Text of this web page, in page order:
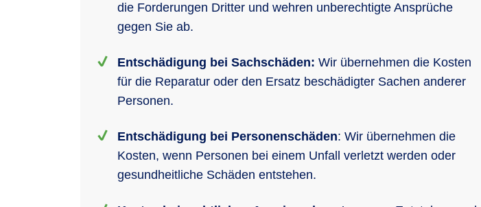
die Forderungen Dritter und wehren unberechtigte Ansprüche
gegen Sie ab.
Entschädigung bei Sachschäden: Wir übernehmen die Kosten
für die Reparatur oder den Ersatz beschädigter Sachen anderer
Personen.
Entschädigung bei Personenschäden: Wir übernehmen die
Kosten, wenn Personen bei einem Unfall verletzt werden oder
gesundheitliche Schäden entstehen.